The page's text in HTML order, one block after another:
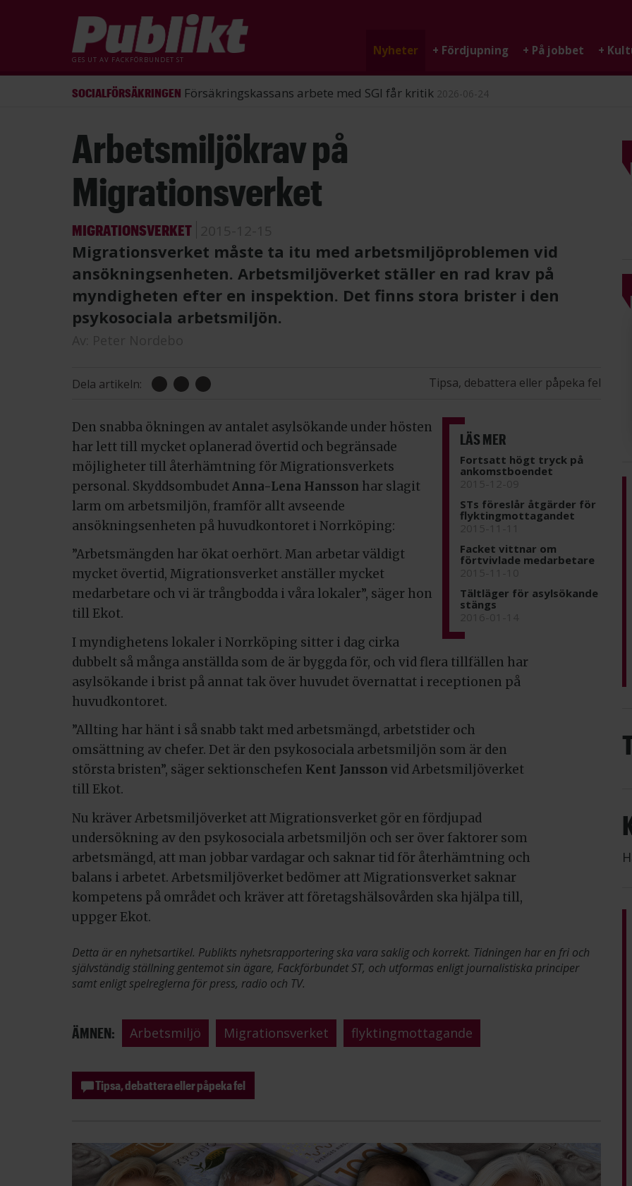
huvudinnehåll
GES UT AV FACKFÖRBUNDET ST
Nyheter + Fördjupning + På jobbet +
ARBETSRÄTT ST förlorade mål mot Energimyndigheten 2026-06-25
Arbetsmiljökrav på
Migrationsverket
MIGRATIONSVERKET
Migrationsverket måste ta itu med arbetsmiljöproblemen vid
ansökningsenheten. Arbetsmiljöverket ställer en rad krav på
myndigheten efter en inspektion. Det finns stora brister i den
psykosociala arbetsmiljön.
Dela artikeln: Tipsa, debattera eller påpeka fel
LÄS MER
Fortsatt högt tryck på
ankomstboendet
STs föreslår åtgärder för
flyktingmottagandet
Facket vittnar om
förtvivlade medarbetare
Tältläger för asylsökande
stängs
Den snabba ökningen av antalet asylsökande under hösten
har lett till mycket oplanerad övertid och begränsade
möjligheter till återhämtning för Migrationsverkets
personal. SkyddsombudetAnna-Lena Hansson har slagit
larm om arbetsmiljön, framför allt avseende
ansökningsenheten på huvudkontoret i Norrköping:
”Arbetsmängden har ökat oerhört. Man arbetar väldigt
mycket övertid, Migrationsverket anställer mycket
medarbetare och vi är trångbodda i våra lokaler”, säger hon
till Ekot.
I myndighetens lokaler i Norrköping sitter i dag cirka
dubbelt så många anställda som de är byggda för, och vid flera tillfällen har
asylsökande i brist på annat tak över huvudet övernattat i receptionen på
huvudkontoret.
”Allting har hänt i så snabb takt med arbetsmängd, arbetstider och
omsättning av chefer. Det är den psykosociala arbetsmiljön som är den
största bristen”, säger sektionschefen Kent Jansson vid Arbetsmiljöverket
till Ekot.
Nu kräver Arbetsmiljöverket att Migrationsverket gör en fördjupad
undersökning av den psykosociala arbetsmiljön och ser över faktorer som
arbetsmängd, att man jobbar vardagar och saknar tid för återhämtning och
balans i arbetet. Arbetsmiljöverket bedömer att Migrationsverket saknar
kompetens på området och kräver att företagshälsovården ska hjälpa till,
uppger Ekot.
Detta är en nyhetsartikel. Publikts nyhetsrapportering ska vara saklig och korrekt. Tidningen har en fri och
självständig ställning gentemot sin ägare, Fackförbundet ST, och utformas enligt journalistiska principer
samt enligt spelreglerna för press, radio och TV.
ÄMNEN: Arbetsmiljö Migrationsverket flyktingmottagande
Tipsa, debattera eller påpeka fel